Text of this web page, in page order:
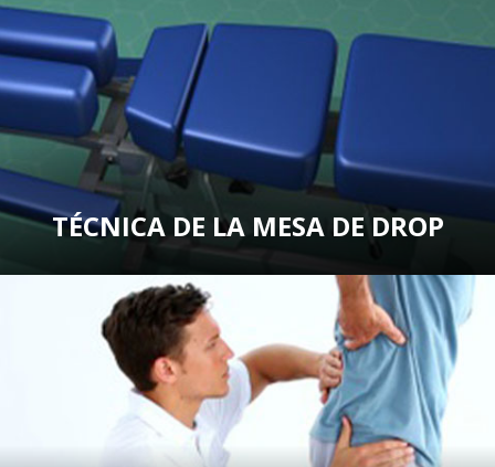
TÉCNICA DE LA MESA DE DROP